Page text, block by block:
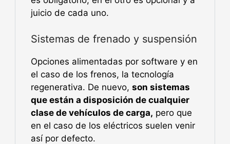
juicio de cada uno.
Sistemas de frenado y suspensión
Opciones alimentadas por software y en
el caso de los frenos, la tecnología
regenerativa. De nuevo, son sistemas
que están a disposición de cualquier
clase de vehículos de carga, pero que
en el caso de los eléctricos suelen venir
así por defecto.